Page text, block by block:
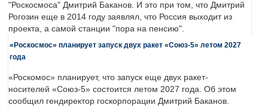
"Роскосмоса" Дмитрий Баканов. И это при том, что Дмитрий
Рогозин еще в 2014 году заявлял, что Россия выходит из
проекта, а самой станции "пора на пенсию".
«Роскосмос» планирует запуск двух ракет «Союз-5» летом 2027
года
«Роскомос» планирует, что запуск еще двух ракет-
носителей «Союз-5» состоится летом 2027 года. Об этом
сообщил гендиректор госкорпорации Дмитрий Баканов.